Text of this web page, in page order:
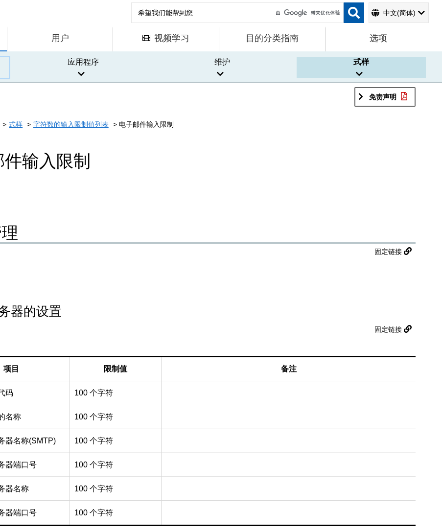
中文(简体)
用户 视频学习 目的分类指南 选项
应用程序 维护 式样
免责声明
式样 字符数的输入限制值列表 电子邮件输入限制
输入限制
固定链接
器的设置
固定链接
项目 限制值 备注
码 100 个字符
名称 100 个字符
器名称(SMTP) 100 个字符
器端口号 100 个字符
器名称 100 个字符
器端口号 100 个字符